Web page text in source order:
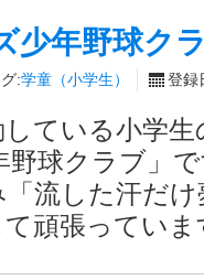
少年野球ク
:学童（小学生） 登録
ている小学
野球クラブ」
流した汗だ
頑張っていま